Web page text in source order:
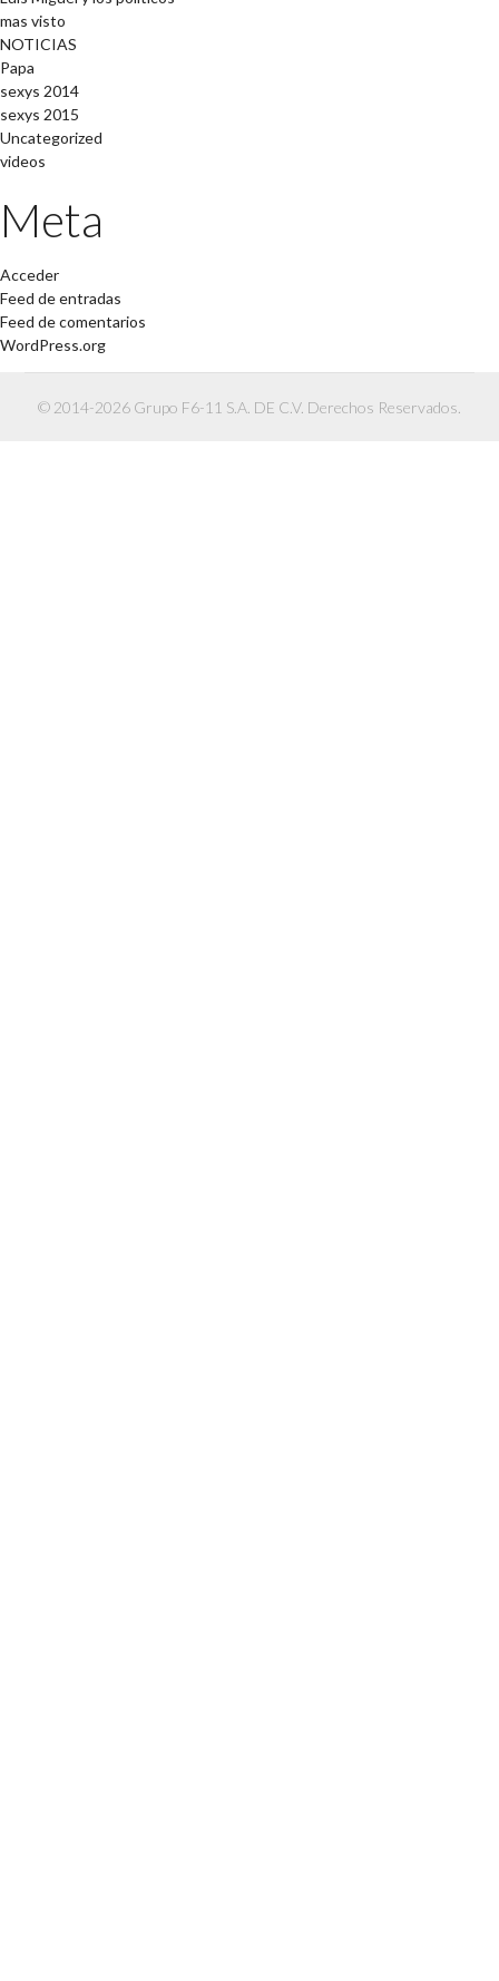
mas visto
NOTICIAS
Papa
sexys 2014
sexys 2015
Uncategorized
videos
Meta
Acceder
Feed de entradas
Feed de comentarios
WordPress.org
© 2014-2026 Grupo F6-11 S.A. DE C.V. Derechos Reservados.